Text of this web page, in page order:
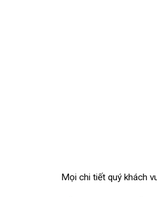
Mọi chi tiết quý khách